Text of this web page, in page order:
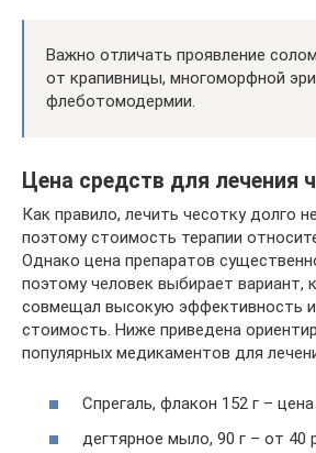
Важно отличать проявление
от крапивницы, многоморфной
флеботомодермии.
Цена средств для лечения
Как правило, лечить чесотку долго
поэтому стоимость терапии
Однако цена препаратов
поэтому человек выбирает вариант,
совмещал высокую эффективность
стоимость. Ниже приведена
популярных медикаментов для
Спрегаль, флакон 152 г –
дегтярное мыло, 90 г – от 40